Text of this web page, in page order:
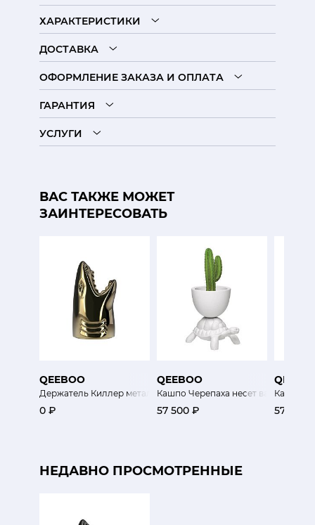
ХАРАКТЕРИСТИКИ
ДОСТАВКА
ОФОРМЛЕНИЕ ЗАКАЗА И ОПЛАТА
ГАРАНТИЯ
УСЛУГИ
ВАС ТАКЖЕ МОЖЕТ
ЗАИНТЕРЕСОВАТЬ
QEEBOO
Держатель Киллер металлический
0 ₽
QEEBOO
Кашпо Черепаха несет вазон
57 500 ₽
Кашпо
57 500
НЕДАВНО ПРОСМОТРЕННЫЕ